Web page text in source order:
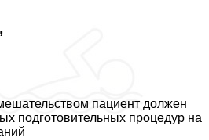
пациент должен
подготовительных процедур на